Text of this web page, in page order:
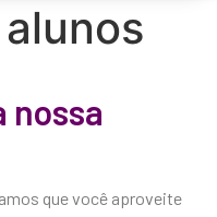
nossa
que você aproveite